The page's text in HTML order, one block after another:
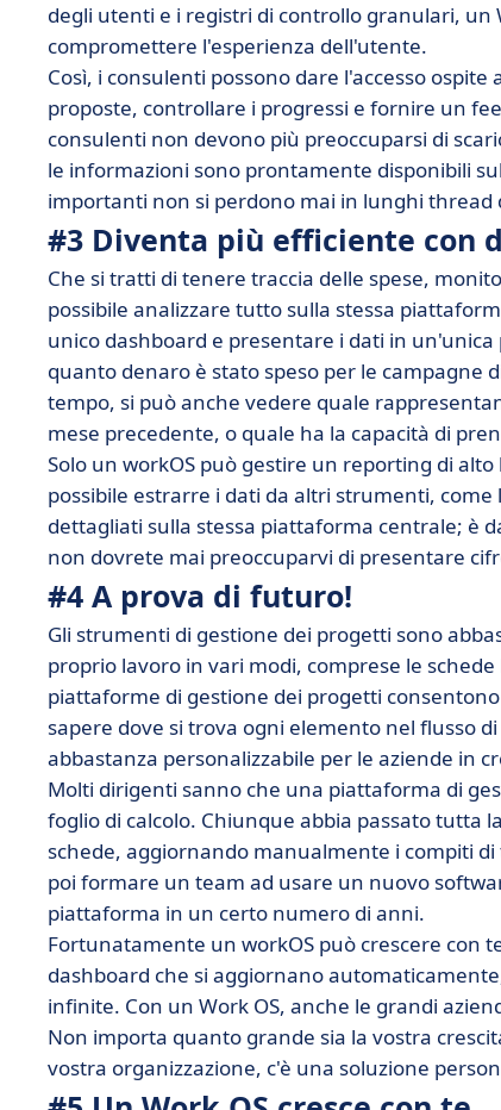
degli utenti e i registri di controllo granulari, un
compromettere l'esperienza dell'utente.
Così, i consulenti possono dare l'accesso
proposte, controllare i progressi e fornire un
consulenti non devono più preoccuparsi di
le informazioni sono prontamente disponibili
importanti non si perdono mai in lunghi thread
#3 Diventa più efficiente con
Che si tratti di tenere traccia delle spese,
possibile analizzare tutto sulla stessa
unico dashboard e presentare i dati in
quanto denaro è stato speso per le campagne
tempo, si può anche vedere quale
mese precedente, o quale ha la capacità di
Solo un workOS può gestire un reporting di
possibile estrarre i dati da altri strumenti,
dettagliati sulla stessa piattaforma centrale; è
non dovrete mai preoccuparvi di presentare
#4 A prova di futuro!
Gli strumenti di gestione dei progetti sono
proprio lavoro in vari modi, comprese le
piattaforme di gestione dei progetti
sapere dove si trova ogni elemento nel flusso
abbastanza personalizzabile per le aziende in
Molti dirigenti sanno che una piattaforma di
foglio di calcolo. Chiunque abbia passato tutta
schede, aggiornando manualmente i compiti
poi formare un team ad usare un nuovo
piattaforma in un certo numero di anni.
Fortunatamente un workOS può crescere con
dashboard che si aggiornano
infinite. Con un Work OS, anche le grandi
Non importa quanto grande sia la vostra
vostra organizzazione, c'è una soluzione